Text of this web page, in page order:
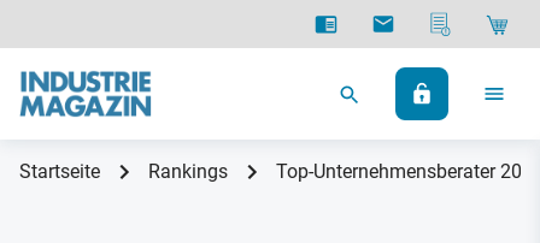
Startseite Rankings Top-Unternehmensberater